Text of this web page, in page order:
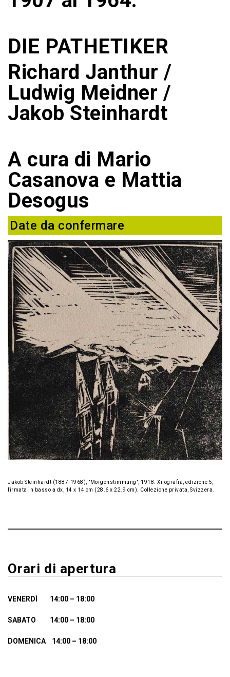
DIE PATHETIKER
Richard Janthur /
Ludwig Meidner /
Jakob Steinhardt
A cura di Mario
Casanova e Mattia
Desogus
Date da confermare
Jakob Steinhardt (1887-1968), "Morgenstimmung", 1918. Xilografia, edizione 5,
firmata in basso a dx, 14 x 14 cm (28.6 x 22.9 cm). Collezione privata, Svizzera.
Orari di apertura
VENERDÌ 14:00 – 18:00
SABATO 14:00 – 18:00
DOMENICA 14:00 – 18:00